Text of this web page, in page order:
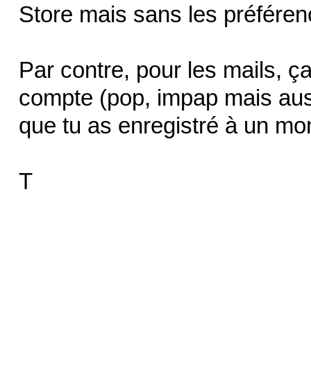
Store mais sans les
Par contre, pour les mails,
compte (pop, impap mais
que tu as enregistré à un
T